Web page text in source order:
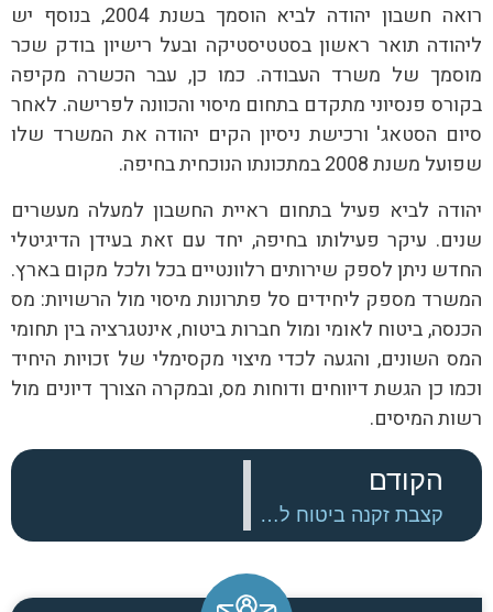
רואה חשבון יהודה לביא הוסמך בשנת 2004, בנוסף יש
ליהודה תואר ראשון בסטטיסטיקה ובעל רישיון בודק שכר
מוסמך של משרד העבודה. כמו כן, עבר הכשרה מקיפה
בקורס פנסיוני מתקדם בתחום מיסוי והכוונה לפרישה. לאחר
סיום הסטאג' ורכישת ניסיון הקים יהודה את המשרד שלו
שפועל משנת 2008 במתכונתו הנוכחית בחיפה.
יהודה לביא פעיל בתחום ראיית החשבון למעלה מעשרים
שנים. עיקר פעילותו בחיפה, יחד עם זאת בעידן הדיגיטלי
החדש ניתן לספק שירותים רלוונטיים בכל ולכל מקום בארץ.
המשרד מספק ליחידים סל פתרונות מיסוי מול הרשויות: מס
הכנסה, ביטוח לאומי ומול חברות ביטוח, אינטגרציה בין תחומי
המס השונים, והגעה לכדי מיצוי מקסימלי של זכויות היחיד
וכמו כן הגשת דיווחים ודוחות מס, ובמקרה הצורך דיונים מול
רשות המיסים.
הקודם
קצבת זקנה ביטוח לאומי- הגשת בקשה